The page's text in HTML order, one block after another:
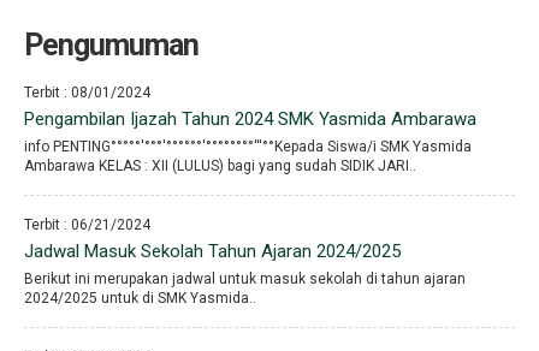
Pengumuman
Terbit : 08/01/2024
Pengambilan Ijazah Tahun 2024 SMK Yasmida Ambarawa
info PENTING°°°°°′°°°′°°°°°°′°°°°°°°°′′′°°Kepada Siswa/i SMK Yasmida
Ambarawa KELAS : XII (LULUS) bagi yang sudah SIDIK JARI..
Terbit : 06/21/2024
Jadwal Masuk Sekolah Tahun Ajaran 2024/2025
Berikut ini merupakan jadwal untuk masuk sekolah di tahun ajaran
2024/2025 untuk di SMK Yasmida..